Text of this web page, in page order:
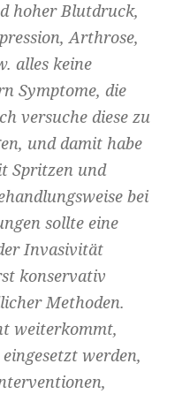
hoher Blutdruck,
Arthrose,
alles keine
Symptome, die
versuche diese zu
und damit habe
Spritzen und
bei
sollte eine
Invasivität
konservativ
Methoden.
weiterkommt,
werden,